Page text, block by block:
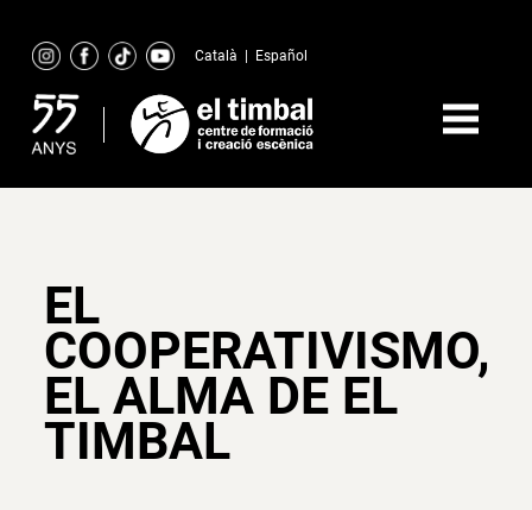
content
Català Español
EL
COOPERATIVISMO,
EL ALMA DE EL
TIMBAL